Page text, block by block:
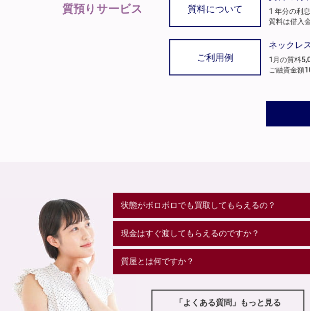
質預りサービス
質料について
1 年分の利
質料は借入
ご利用例
ネックレ
1月の質料
ご融資金額
状態がボロボロでも買取してもらえるの？
現金はすぐ渡してもらえるのですか？
質屋とは何ですか？
「よくある質問」もっと見る